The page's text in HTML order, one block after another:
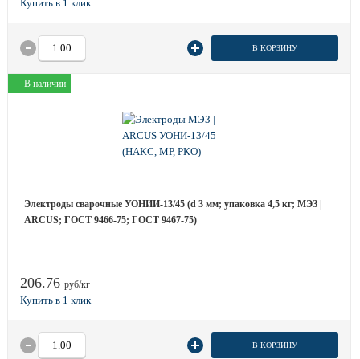
В КОРЗИНУ
В наличии
Электроды сварочные УОНИИ-13/45 (d 3 мм; упаковка 4,5 кг; МЭЗ |
ARCUS; ГОСТ 9466-75; ГОСТ 9467-75)
206.76 руб/кг
В КОРЗИНУ